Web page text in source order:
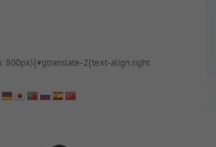
800px){#gtranslate-2{text-align:right